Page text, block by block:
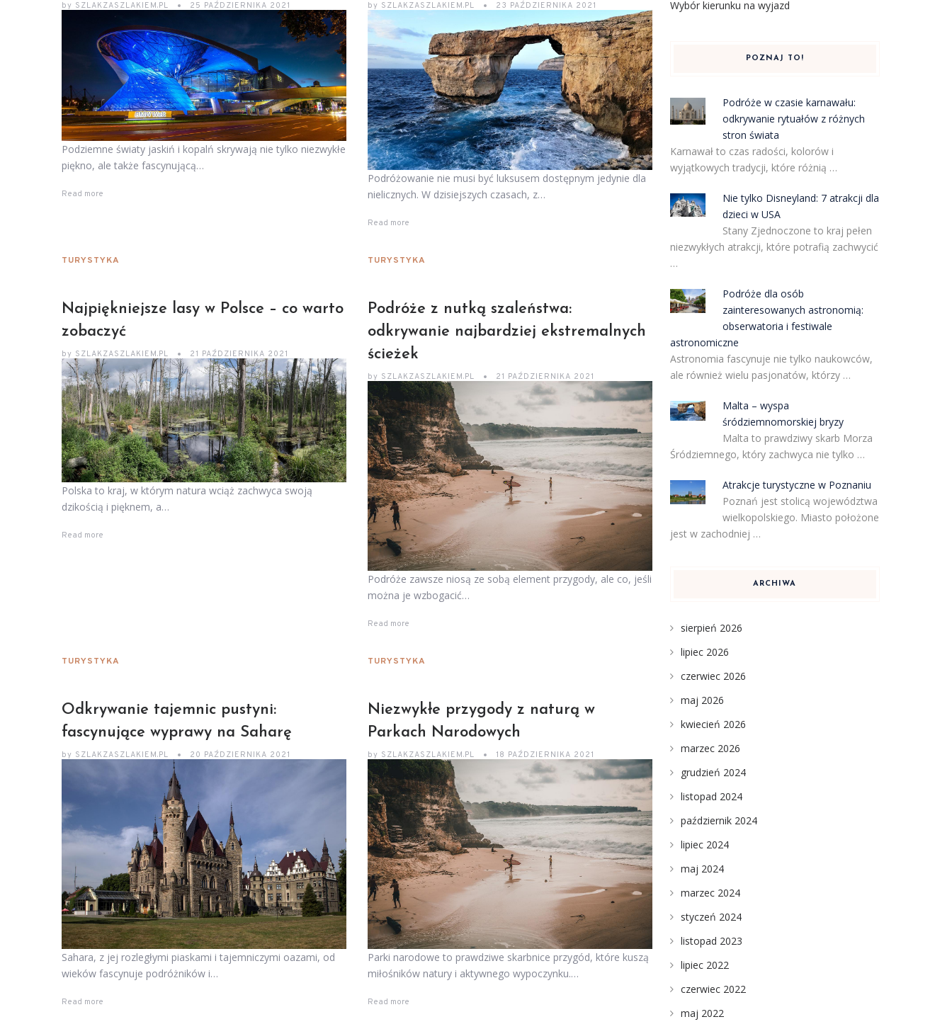
by SZLAKZASZLAKIEM.PL 25 PAŹDZIERNIKA 2021
Podziemne światy jaskiń i kopalń skrywają nie tylko niezwykłe
piękno, ale także fascynującą…
Read more
by SZLAKZASZLAKIEM.PL 23 PAŹDZIERNIKA 2021
Podróżowanie nie musi być luksusem dostępnym jedynie dla
nielicznych. W dzisiejszych czasach, z…
Read more
TURYSTYKA
Najpiękniejsze lasy w Polsce – co warto
zobaczyć
by SZLAKZASZLAKIEM.PL 21 PAŹDZIERNIKA 2021
Polska to kraj, w którym natura wciąż zachwyca swoją
dzikością i pięknem, a…
Read more
TURYSTYKA
Podróże z nutką szaleństwa:
odkrywanie najbardziej ekstremalnych
ścieżek
by SZLAKZASZLAKIEM.PL 21 PAŹDZIERNIKA 2021
Podróże zawsze niosą ze sobą element przygody, ale co, jeśli
można je wzbogacić…
Read more
TURYSTYKA
Odkrywanie tajemnic pustyni:
fascynujące wyprawy na Saharę
by SZLAKZASZLAKIEM.PL 20 PAŹDZIERNIKA 2021
Sahara, z jej rozległymi piaskami i tajemniczymi oazami, od
wieków fascynuje podróżników i…
Read more
TURYSTYKA
Niezwykłe przygody z naturą w
Parkach Narodowych
by SZLAKZASZLAKIEM.PL 18 PAŹDZIERNIKA 2021
Parki narodowe to prawdziwe skarbnice przygód, które kuszą
miłośników natury i aktywnego wypoczynku.…
Read more
Wybór kierunku na wyjazd
POZNAJ TO!
Podróże w czasie karnawału:
odkrywanie rytuałów z różnych
stron świata
Karnawał to czas radości, kolorów i
wyjątkowych tradycji, które różnią …
Nie tylko Disneyland: 7 atrakcji dla
dzieci w USA
Stany Zjednoczone to kraj pełen
niezwykłych atrakcji, które potrafią zachwycić
…
Podróże dla osób
zainteresowanych astronomią:
obserwatoria i festiwale
astronomiczne
Astronomia fascynuje nie tylko naukowców,
ale również wielu pasjonatów, którzy …
Malta – wyspa
śródziemnomorskiej bryzy
Malta to prawdziwy skarb Morza
Śródziemnego, który zachwyca nie tylko …
Atrakcje turystyczne w Poznaniu
Poznań jest stolicą województwa
wielkopolskiego. Miasto położone
jest w zachodniej …
ARCHIWA
sierpień 2026
lipiec 2026
czerwiec 2026
maj 2026
kwiecień 2026
marzec 2026
grudzień 2024
listopad 2024
październik 2024
lipiec 2024
maj 2024
marzec 2024
styczeń 2024
listopad 2023
lipiec 2022
czerwiec 2022
maj 2022